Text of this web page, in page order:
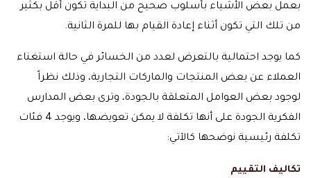
بعمل بعض الأشياء بأسلوب صحيح من البداية تكون أقل بكثير
من تلك التي تكون أثناء إعادة القيام بها للمرة الثانية.
كما يوجد احتمالية بالتعرض لعدد من الخسائر في حالة استغناء
العملاء عن بعض المنتجات والماركات التجارية، وذلك نظراً
لوجود بعض العوامل المتعلقة بالجودة، وترى بعض المدارس
الفكرية الجودة على أنها تكلفة لا يمكن تعويضها، ويوجد 4 فئات
تكلفة رئيسية نوضحها كالآتي:
تكاليف التقييم